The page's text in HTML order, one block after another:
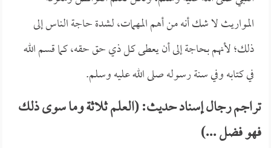
المواريث لا شك أنه من أهم المهمات، لشدة حاجة الناس إلى
ذلك؛ لأنهم بحاجة إلى أن يعطى كل ذي حق حقه، كما قسم الله
في كتابه وفي سنة رسوله صلى الله عليه وسلم.
تراجم رجال إسناد حديث: (العلم ثلاثة وما سوى ذلك
فهو فضل ...)